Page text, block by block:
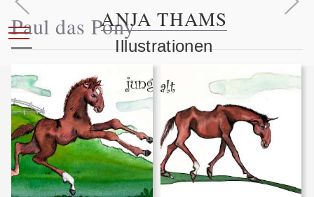
Mobile Menu ToggleANJA THAMS
Illustrationen
Paul das Pony